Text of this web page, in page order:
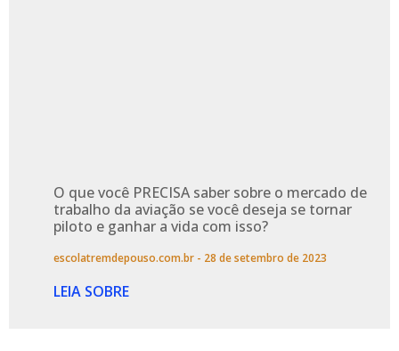
O que você PRECISA saber sobre o mercado de
trabalho da aviação se você deseja se tornar
piloto e ganhar a vida com isso?
escolatremdepouso.com.br 28 de setembro de 2023
LEIA SOBRE